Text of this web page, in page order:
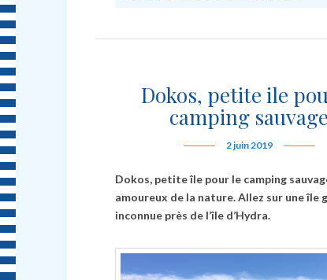
Dokos, petite ile
camping sauvage
2 juin 2019
Dokos, petite île pour le camping
amoureux de la nature. Allez sur une île
inconnue près de l’île d’Hydra.